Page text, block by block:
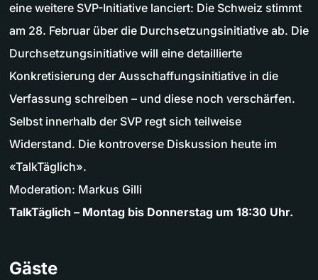
eine weitere SVP-Initiative lanciert: Die Schweiz stimmt
am 28. Februar über die Durchsetzungsinitiative ab. Die
Durchsetzungsinitiative will eine detaillierte
Konkretisierung der Ausschaffungsinitiative in die
Verfassung schreiben – und diese noch verschärfen.
Selbst innerhalb der SVP regt sich teilweise
Widerstand. Die kontroverse Diskussion heute im
«TalkTäglich».
Moderation: Markus Gilli
TalkTäglich – Montag bis Donnerstag um 18:30 Uhr.
Gäste